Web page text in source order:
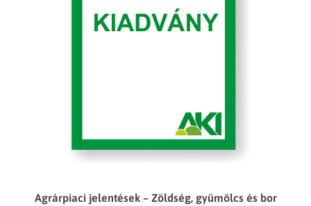
Agrárpiaci jelentések – Zöldség, gyümölcs és bor